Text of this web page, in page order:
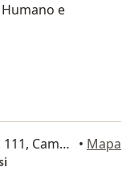
e
Rua Barão de Jaguara, 655 - Sala 111, Campinas • Mapa